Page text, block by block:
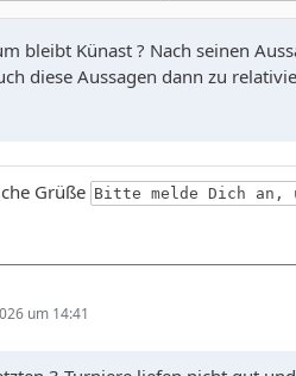
bleibt Künast ? Nach seinen
diese Aussagen dann zu
Grüße Bitte melde Dich an,
um 14:41